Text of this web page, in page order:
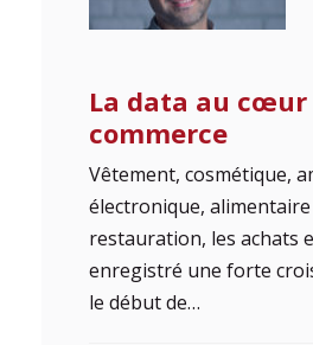
La data au cœur
commerce
Vêtement, cosmétique,
électronique,
restauration, les achats
enregistré une forte
le début de…